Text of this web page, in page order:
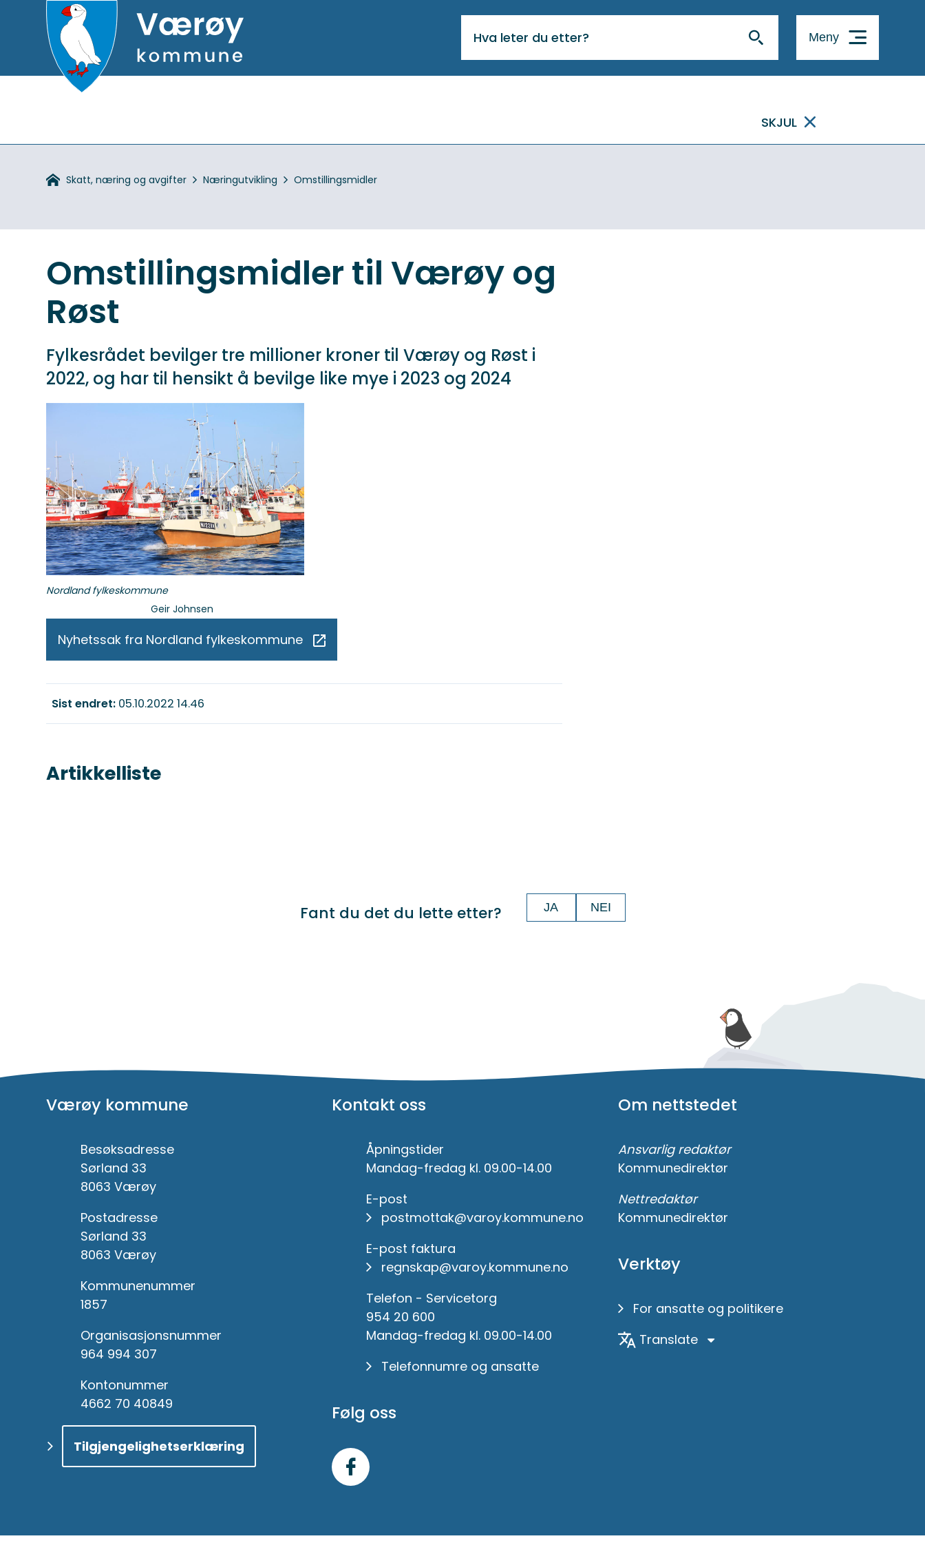
Hovedportal
Meny
MELDING
SKJUL
Du Skatt, næring og avgifter Næringutvikling Omstillingsmidler
Omstillingsmidler til Værøy og
Røst
Fylkesrådet bevilger tre millioner kroner til Værøy og Røst i
2022, og har til hensikt å bevilge like mye i 2023 og 2024
Nordland fylkeskommune
Geir Johnsen
Nyhetssak fra Nordland fylkeskommune
Sist endret 05.10.2022 14.46
Artikkelliste
Fant du det du lette etter? JA NEI
Værøy kommune
Besøksadresse
Sørland 33
8063 Værøy
Postadresse
Sørland 33
8063 Værøy
Kommunenummer
1857
Organisasjonsnummer
964 994 307
Kontonummer
4662 70 40849
Tilgjengelighetserklæring
Kontakt oss
Åpningstider
Mandag-fredag kl. 09.00-14.00
E-post
postmottak@varoy.kommune.no
E-post faktura
regnskap@varoy.kommune.no
Telefon - Servicetorg
954 20 600
Mandag-fredag kl. 09.00-14.00
Telefonnumre og ansatte
Følg oss
på
Om nettstedet
Ansvarlig redaktør
Kommunedirektør
Nettredaktør
Kommunedirektør
Verktøy
For ansatte og politikere
Translate